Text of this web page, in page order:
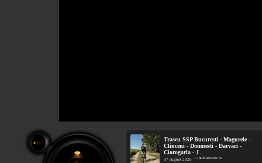
Traseu SSP Bucuresti - Magurele -
Clinceni - Domnesti - Darvari -
Ciorogarla - J...
07 august 2026 / via mtb.kerucov.ro